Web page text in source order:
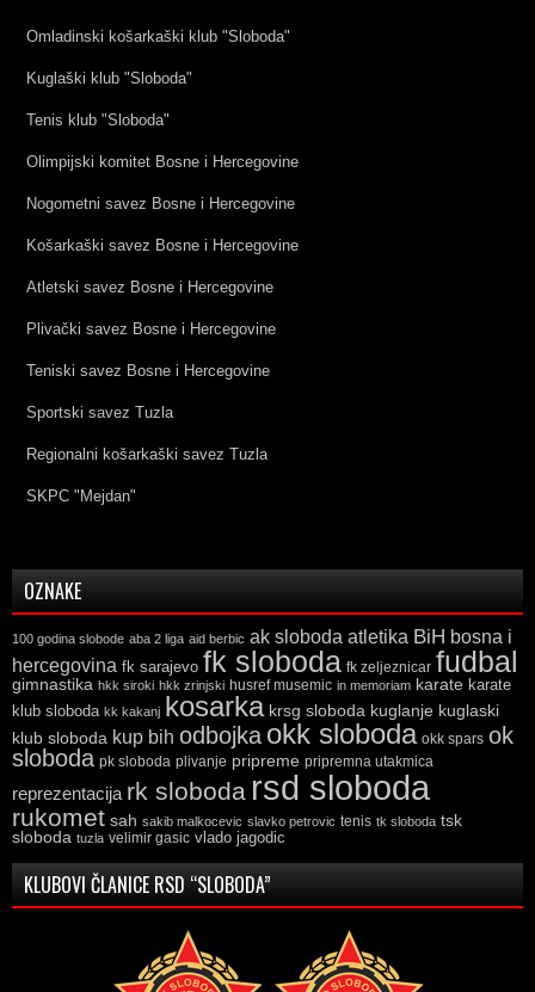
Omladinski košarkaški klub "Sloboda"
Kuglaški klub "Sloboda"
Tenis klub "Sloboda"
Olimpijski komitet Bosne i Hercegovine
Nogometni savez Bosne i Hercegovine
Košarkaški savez Bosne i Hercegovine
Atletski savez Bosne i Hercegovine
Plivački savez Bosne i Hercegovine
Teniski savez Bosne i Hercegovine
Sportski savez Tuzla
Regionalni košarkaški savez Tuzla
SKPC "Mejdan"
OZNAKE
100 godina slobode aba 2 liga aid berbic ak sloboda atletika BiH bosna i
hercegovina fk sarajevo fk sloboda fk zeljeznicar fudbal
gimnastika hkk siroki hkk zrinjski husref musemic in memoriam karate karate
klub sloboda kk kakanj kosarka krsg sloboda kuglanje kuglaski
klub sloboda kup bih odbojka okk sloboda okk spars ok
sloboda pk sloboda plivanje pripreme pripremna utakmica
reprezentacija rk sloboda rsd sloboda
rukomet sah sakib malkocevic slavko petrovic tenis tk sloboda tsk
sloboda tuzla velimir gasic vlado jagodic
KLUBOVI ČLANICE RSD “SLOBODA”